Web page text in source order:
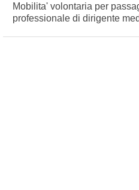
Mobilita' volontaria per
professionale di dirigente